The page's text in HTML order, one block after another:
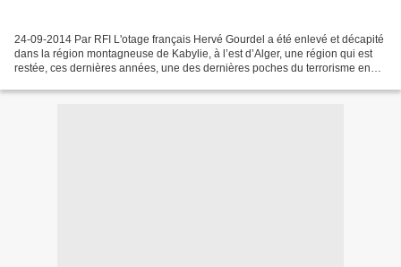
24-09-2014 Par RFI L'otage français Hervé Gourdel a été enlevé et décapité
dans la région montagneuse de Kabylie, à l’est d’Alger, une région qui est
restée, ces dernières années, une des dernières poches du terrorisme en